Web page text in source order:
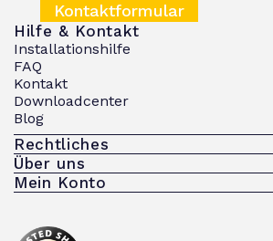
Kontaktformular
Hilfe & Kontakt
Installationshilfe
FAQ
Kontakt
Downloadcenter
Blog
Rechtliches
Über uns
Mein Konto